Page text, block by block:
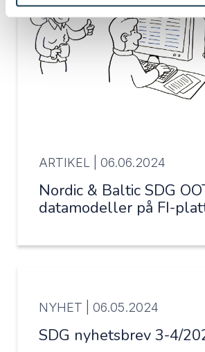
ARTIKEL | 06.06.2024
Nordic & Baltic SDG
datamodeller på FI-
NYHET | 06.05.2024
SDG nyhetsbrev 3-4/